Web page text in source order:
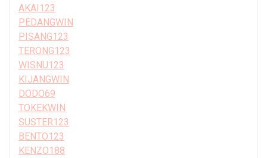
AKAI123
PEDANGWIN
PISANG123
TERONG123
WISNU123
KIJANGWIN
DODO69
TOKEKWIN
SUSTER123
BENTO123
KENZO188